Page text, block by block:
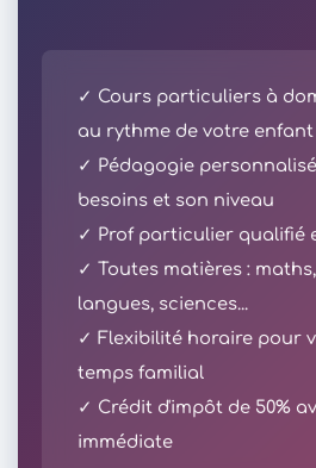
✓ Cours particuliers à
au rythme de votre enfant
✓ Pédagogie
besoins et son niveau
✓ Prof particulier qualifié
✓ Toutes matières :
langues, sciences...
✓ Flexibilité horaire pour
temps familial
✓ Crédit d'impôt de 50%
immédiate